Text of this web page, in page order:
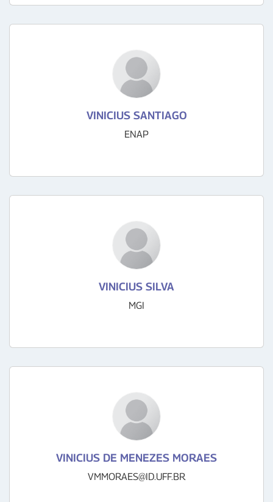
VINICIUS SANTIAGO
ENAP
VINICIUS SILVA
MGI
VINICIUS DE MENEZES MORAES
VMMORAES@ID.UFF.BR